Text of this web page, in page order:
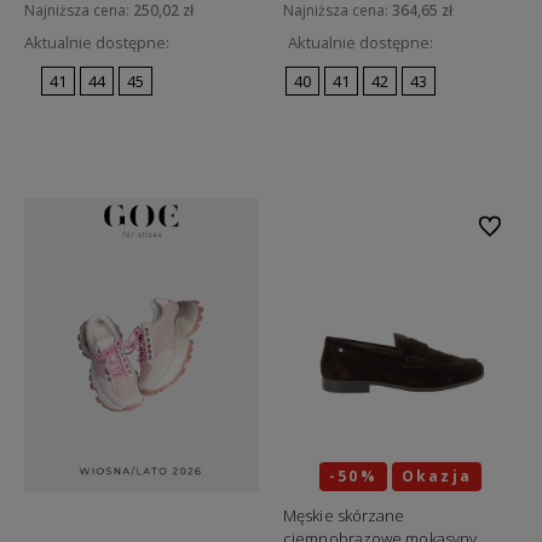
Najniższa cena: 250,02 zł
Aktualnie dostępne:
41
44 45
Najniższa cena: 364,65 zł
Aktualnie dostępne:
40
41 42 43
-50% Okazja
Męskie skórzane
Do